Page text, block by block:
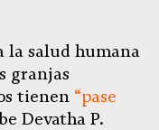
la salud humana
granjas
tienen “pase
Devatha P.